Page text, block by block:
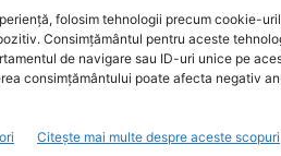
folosim tehnologii precum cookie-
Consimțământul pentru aceste
de navigare sau ID-uri unice pe
consimțământului poate afecta negativ
Citește mai multe despre aceste scopuri
care se uită sau căprioara care
abuzurile dincolo de orice limită